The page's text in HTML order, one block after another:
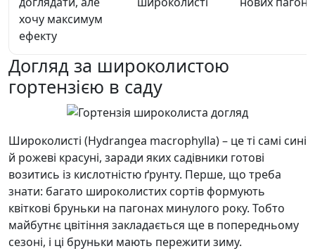
хочу максимум
ефекту
Догляд за широколистою
гортензією в саду
Широколисті (Hydrangea macrophylla) – це ті самі сині
й рожеві красуні, заради яких садівники готові
возитись із кислотністю ґрунту. Перше, що треба
знати: багато широколистих сортів формують
квіткові бруньки на пагонах минулого року. Тобто
майбутнє цвітіння закладається ще в попередньому
сезоні, і ці бруньки мають пережити зиму.